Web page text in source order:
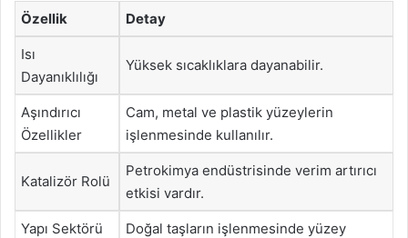
Özellik Detay
Isı
Dayanıklılığı
Yüksek sıcaklıklara dayanabilir.
Aşındırıcı
Özellikler
Cam, metal ve plastik yüzeylerin
işlenmesinde kullanılır.
Katalizör Rolü
Petrokimya endüstrisinde verim artırıcı
etkisi vardır.
Yapı Sektörü
Doğal taşların işlenmesinde yüzey